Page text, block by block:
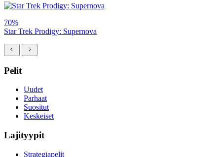
70%
Star Trek Prodigy: Supernova
Pelit
Uudet
Parhaat
Suositut
Keskeiset
Lajityypit
Strategiapelit